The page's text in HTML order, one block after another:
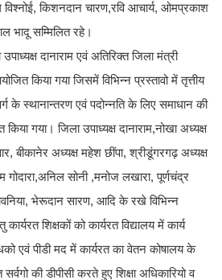
विश्नोई, किशनदान चारण,रवि आचार्य, ओमप्रकाश
भादू सम्मिलित रहे।
दानाराम एवं अतिरिक्त जिला मंत्री
किया गया जिसमें विभिन्न प्रस्तावो में तृत्तीय
के स्थानान्तरण एवं पदोन्नति के लिए समाधान की
गया। जिला उपाध्यक्ष दानाराम,नोखा अध्यक्ष
बीकानेर अध्यक्ष महेश छींपा, श्रीडूंगरगढ़ अध्यक्ष
गोदारा,अनिल सोनी ,मनोज लखारा, पूर्णचंद्र
भेरूदान सारण, आदि के रखे विभिन्न
शिक्षकों को कार्यरत विद्यालय में कार्य
एवं पीडी मद में कार्यरत का वेतन कोषालय के
की डीपीसी करते हुए शिक्षा अधिकारियो व